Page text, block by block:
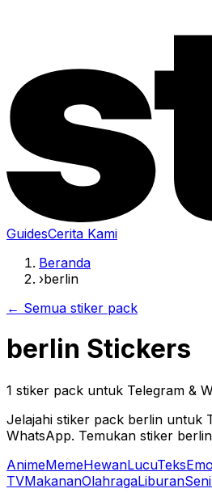
GuidesCerita Kami
Beranda
›berlin
← Semua stiker pack
berlin Stickers
1 stiker pack untuk Telegram &
Jelajahi stiker pack berlin untuk
WhatsApp. Temukan stiker
AnimeMemeHewanLucuTeks
TVMakananOlahragaLiburanSeni